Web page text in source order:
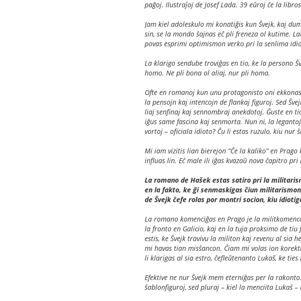
paĝoj. Ilustraĵoj de Josef Lada. 39 eŭroj ĉe la
Jam kiel adoleskulo mi konatiĝis kun Ŝvejk, kaj
sin, se la mondo ŝajnas eĉ pli freneza ol kutime.
povas esprimi optimismon verko pri la senlima
La klarigo sendube troviĝas en tio, ke la persono
homo. Ne pli bona ol aliaj, nur pli homa.
Ofte en romanoj kun unu protagonisto oni
la pensojn kaj intencojn de flankaj figuroj. Sed
liaj senfinaj kaj sennombraj anekdotoj. Ĝuste en
iĝus same fascina kaj senmorta. Nun ni, la
vortoj – oficiala idioto? Ĉu li estas ruzulo, kiu nur
Mi iam vizitis lian bierejon ”Ĉe la kaliko” en
influas lin. Eĉ male ili iĝas kvazaŭ nova ĉapitro
La romano de Hašek estas satiro pri la
en la fakto, ke ĝi senmaskigas ĉiun
de Ŝvejk ĉefe rolas por montri socion, kiu
La romano komenciĝas en Prago je la
la fronto en Galicio, kaj en la tuja proksimo de
estis, ke Ŝvejk travivu la militon kaj revenu al sia
mi havas tian misŝancon. Ĉiam mi volas ion
li klarigas al sia estro, ĉefleŭtenanto Lukaš, ke
Efektive ne nur Ŝvejk mem eterniĝas per la
ŝablonfiguroj, sed pluraj – kiel la menciita Lukaš